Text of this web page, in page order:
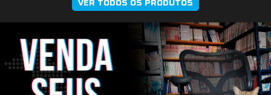
VER TODOS OS PRODUTOS